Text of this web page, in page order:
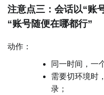
注意点三：会话以“账
“账号随便在哪都行”
动作：
同一时间，一
需要切环境时
录；